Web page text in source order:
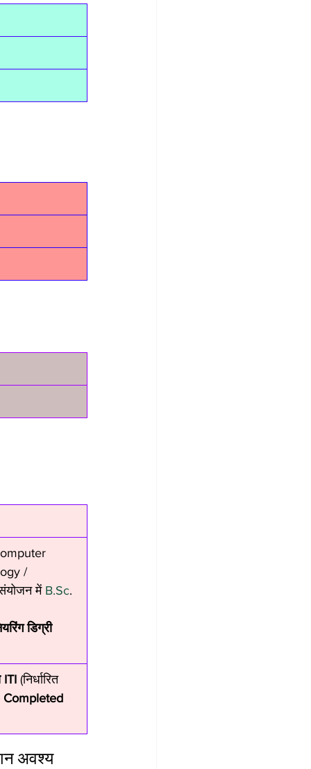
/
में B.Sc.
डिग्री
ITI (निर्धारित
Completed
अवश्य